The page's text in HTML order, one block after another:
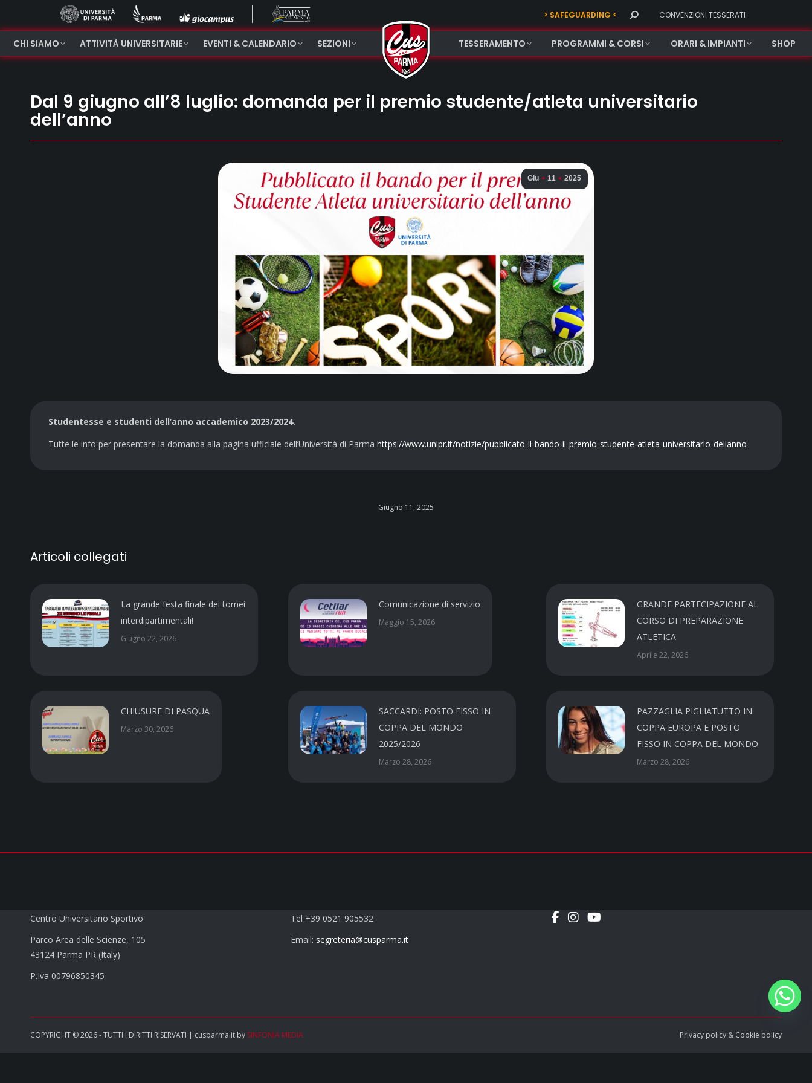
> SAFEGUARDING < Search: CONVENZIONI TESSERATI
CHI SIAMO ATTIVITÀ UNIVERSITARIE EVENTI & CALENDARIO SEZIONI TESSERAMENTO PROGRAMMI & CORSI ORARI & IMPIANTI SHOP
Dal 9 giugno all’8 luglio: domanda per il premio studente/atleta universitario
dell’anno
Giu 11 2025
Studentesse e studenti dell’anno accademico 2023/2024.
Tutte le info per presentare la domanda alla pagina ufficiale dell’Università di Parma https://www.unipr.it/notizie/pubblicato-il-bando-il-premio-studente-atleta-universitario-dellanno
Giugno 11, 2025
Articoli collegati
La grande festa finale dei tornei
interdipartimentali!
Giugno 22, 2026
Comunicazione di servizio
Maggio 15, 2026
GRANDE PARTECIPAZIONE AL
CORSO DI PREPARAZIONE
ATLETICA
Aprile 22, 2026
CHIUSURE DI PASQUA
Marzo 30, 2026
SACCARDI: POSTO FISSO IN
COPPA DEL MONDO
2025/2026
Marzo 28, 2026
PAZZAGLIA PIGLIATUTTO IN
COPPA EUROPA E POSTO
FISSO IN COPPA DEL MONDO
Marzo 28, 2026
Centro Universitario Sportivo
Parco Area delle Scienze, 105
43124 Parma PR (Italy)
P.Iva 00796850345
Tel +39 0521 905532
Email: segreteria@cusparma.it
COPYRIGHT © 2026 - TUTTI I DIRITTI RISERVATI | cusparma.it by SINFONIA MEDIA Privacy policy & Cookie policy